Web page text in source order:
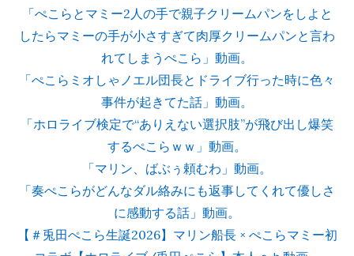
「ぺこらとマミー2人の手で親子クリームパンをしよと
したらマミーの手が小さすぎて肉厚クリームパンと言わ
れてしまうぺこら」動画。
「ぺこらミオしゃノエル団長とドライブ行った時に色々
事件が起きてた話」動画。
「ホロライブ検定で“ありえない選択肢”が飛び出し爆笑
するぺこらｗｗ」動画。
「マリン、ばぶぅ頼むわ」動画。
「奏ぺこらがどんなダル絡みにも返事してくれて優しさ
に感動する話」動画。
【＃兎田ぺこら生誕2026】マリン船長 × ぺこらマミー初